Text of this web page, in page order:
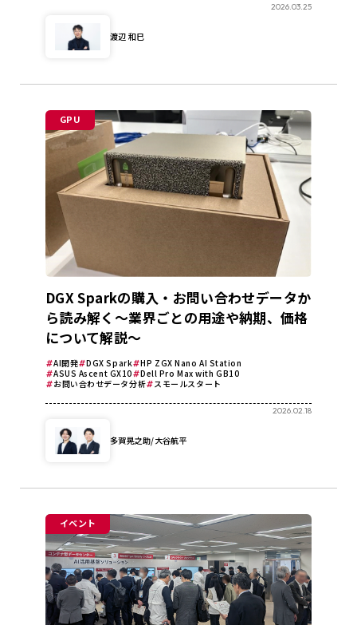
2026.03.25
渡辺 和巳
GPU
DGX Sparkの購入・お問い合わせデータか
ら読み解く～業界ごとの用途や納期、価格
について解説～
AI開発 DGX Spark
HP ZGX Nano AI Station
ASUS Ascent GX10
Dell Pro Max with GB10
お問い合わせデータ分析
スモールスタート
2026.02.18
多賀晃之助/大谷航平
イベント